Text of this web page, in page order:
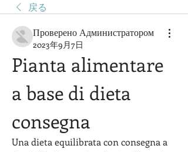
戻る
Проверено Администратором
2023年9月7日
Pianta alimentare
a base di dieta
consegna
Una dieta equilibrata con consegna a